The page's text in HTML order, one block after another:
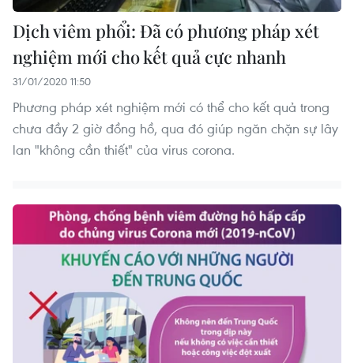
Dịch viêm phổi: Đã có phương pháp xét
nghiệm mới cho kết quả cực nhanh
31/01/2020 11:50
Phương pháp xét nghiệm mới có thể cho kết quả trong
chưa đầy 2 giờ đồng hồ, qua đó giúp ngăn chặn sự lây
lan "không cần thiết" của virus corona.